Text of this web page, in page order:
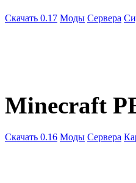
Скачать 0.17 Моды Сервера
Minecraft
Скачать 0.16 Моды Сервера